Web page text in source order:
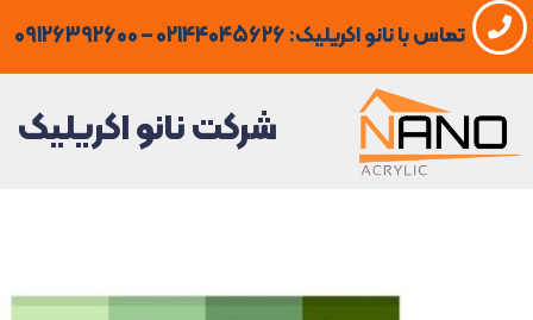
رفتن
به
محتوا
تماس با نانو اکریلیک: 02144045626 – 09126392600
شرکت نانو اکریلیک